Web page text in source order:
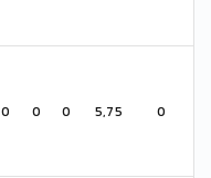
0 0 0 5,75 0